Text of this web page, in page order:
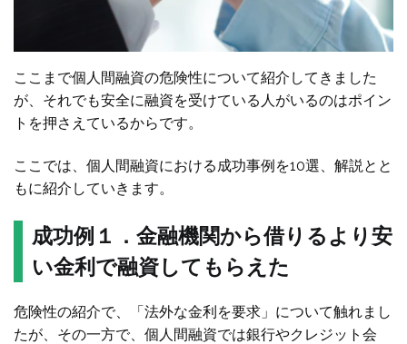
ここまで個人間融資の危険性について紹介してきました
が、それでも安全に融資を受けている人がいるのはポイン
トを押さえているからです。
ここでは、個人間融資における成功事例を10選、解説とと
もに紹介していきます。
成功例１．金融機関から借りるより安
い金利で融資してもらえた
危険性の紹介で、「法外な金利を要求」について触れまし
たが、その一方で、個人間融資では銀行やクレジット会